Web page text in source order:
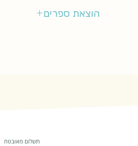
הוצאת ספרים
תשלום מאובטח